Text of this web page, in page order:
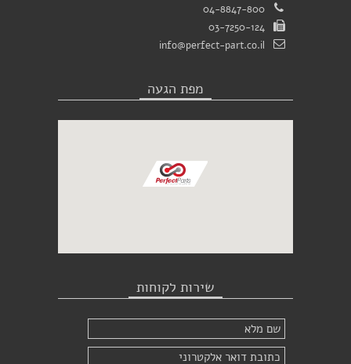
04-8847-800
03-7250-124
info@perfect-part.co.il
מפת הגעה
שירות לקוחות